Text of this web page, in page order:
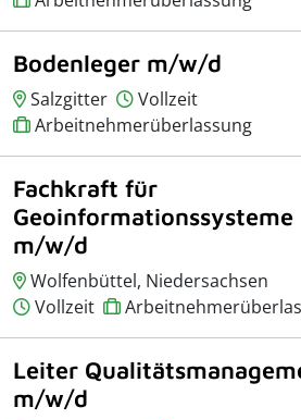
Bodenleger m/w/d
Salzgitter
Vollzeit
Arbeitnehmerüberlassung
Fachkraft für
Geoinformationssysteme
m/w/d
Wolfenbüttel, Niedersachsen
Vollzeit
Leiter
m/w/d